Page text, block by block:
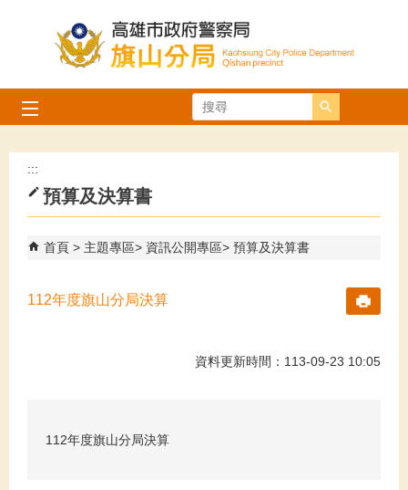
搜尋
:::
預算及決算書
首頁 主題專區 資訊公開專區 預算及決算書
112年度旗山分局決算
資料更新時間：113-09-23 10:05
112年度旗山分局決算